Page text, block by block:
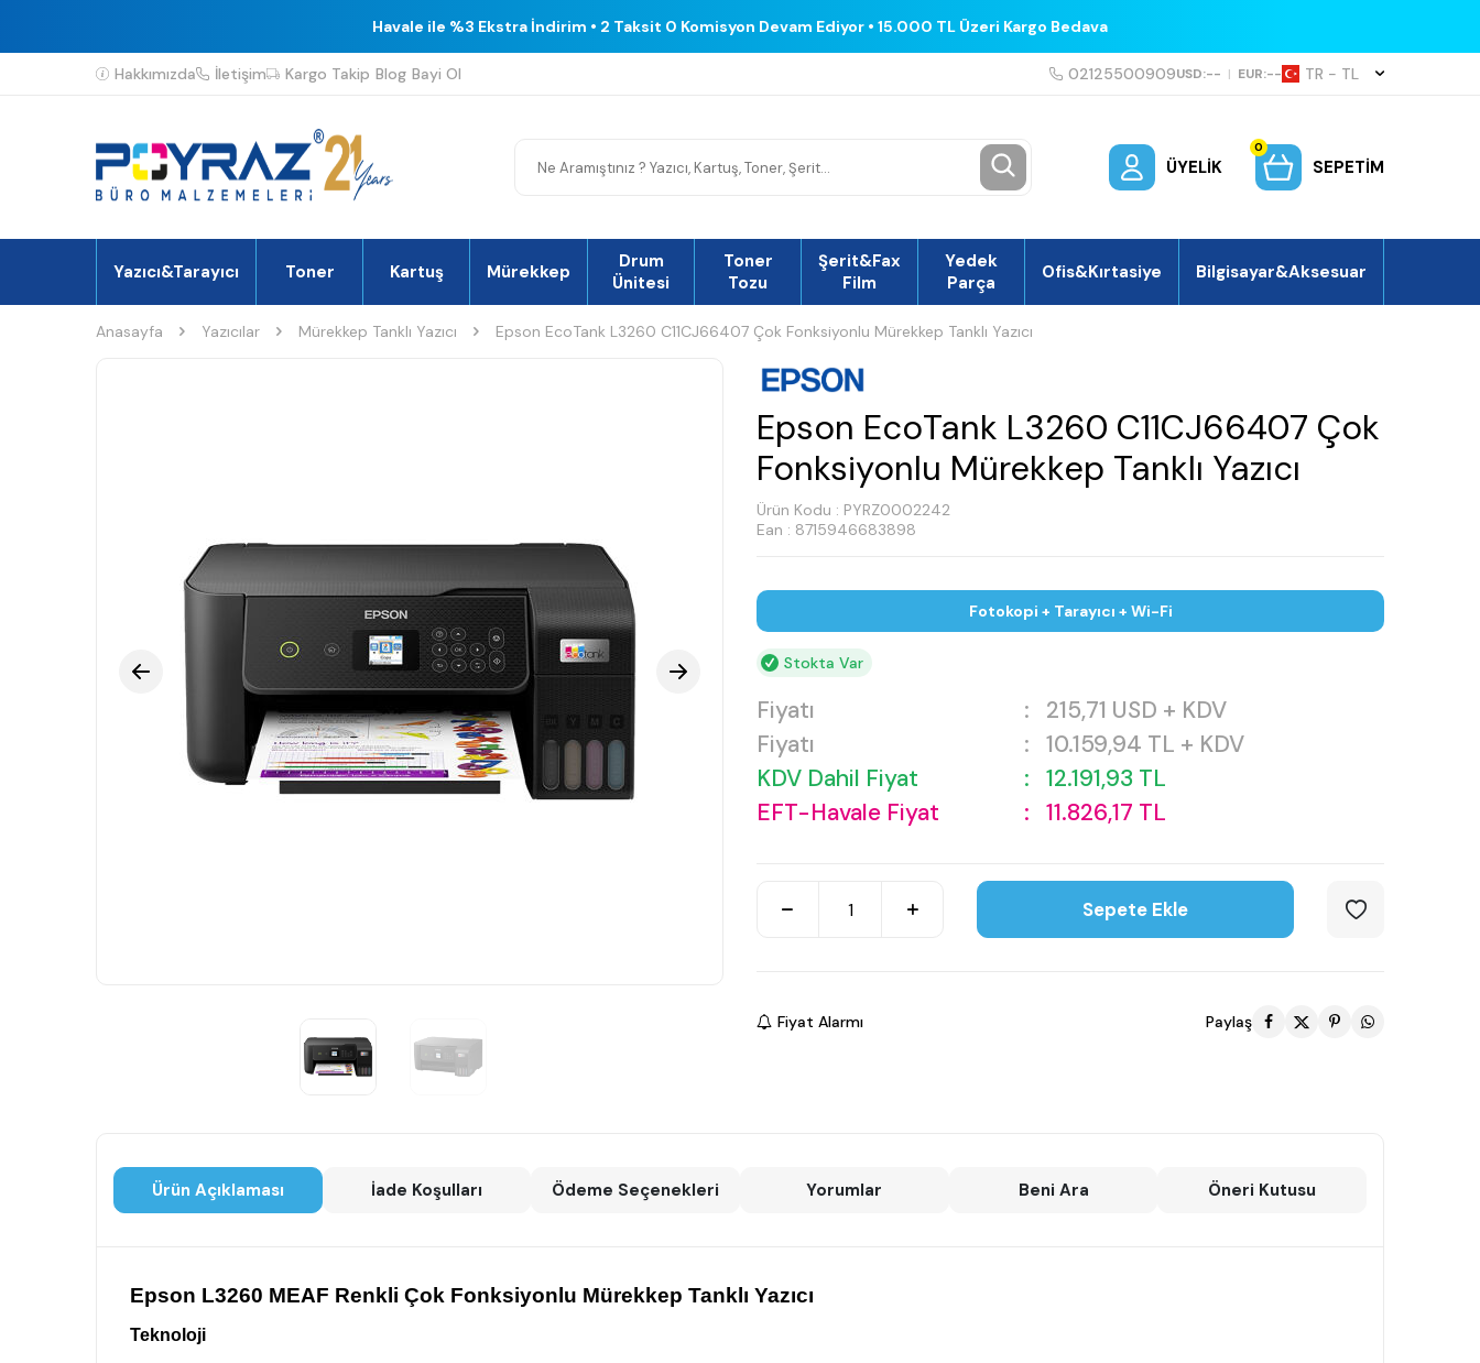
Havale ile %3 Ekstra İndirim • 2 Taksit 0 Komisyon Devam Ediyor • 15.000 TL Üzeri Kargo Bedava
Hakkımızda İletişim Kargo Takip Blog Bayi Ol 02125500909USD:-- | EUR:-- TR − TL
ÜYELIK
0
SEPETIM
Yazıcı&Tarayıcı Toner Kartuş Mürekkep
Drum
Ünitesi
Toner
Tozu
Şerit&Fax
Film
Yedek
Parça
Ofis&Kırtasiye Bilgisayar&Aksesuar
Anasayfa Yazıcılar Mürekkep Tanklı Yazıcı Epson EcoTank L3260 C11CJ66407 Çok Fonksiyonlu Mürekkep Tanklı Yazıcı
Epson EcoTank L3260 C11CJ66407 Çok
Fonksiyonlu Mürekkep Tanklı Yazıcı
Ürün Kodu : PYRZ0002242
Ean : 8715946683898
Fotokopi + Tarayıcı + Wi-Fi
Stokta Var
Fiyatı : 215,71 USD + KDV
Fiyatı
: 10.159,94 TL + KDV
KDV Dahil Fiyat
: 12.191,93 TL
EFT-Havale Fiyat
: 11.826,17 TL
Sepete Ekle
Fiyat Alarmı Paylaş
Ürün Açıklaması İade Koşulları Ödeme Seçenekleri Yorumlar Beni Ara Öneri Kutusu
Epson L3260 MEAF Renkli Çok Fonksiyonlu Mürekkep Tanklı Yazıcı
Teknoloji